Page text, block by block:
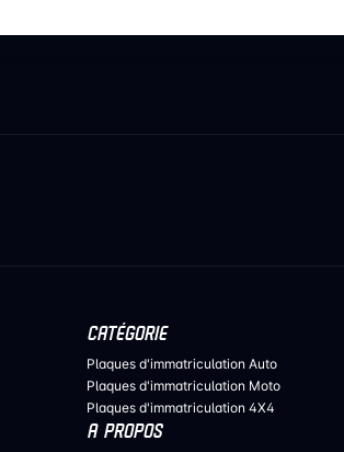
CATÉGORIE
Plaques d'immatriculation Auto
Plaques d'immatriculation Moto
Plaques d'immatriculation 4X4
A PROPOS